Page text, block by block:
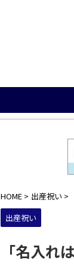
HOME > 出産祝い >
出産祝い
「名入れ